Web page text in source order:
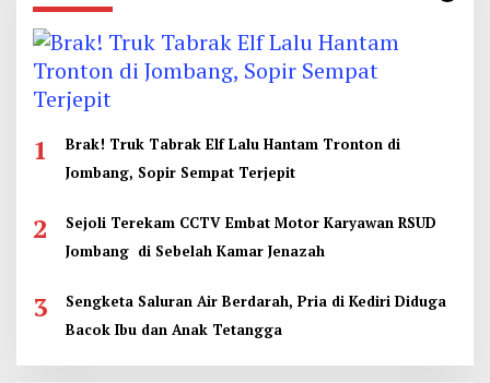
1
Brak! Truk Tabrak Elf Lalu Hantam Tronton di
Jombang, Sopir Sempat Terjepit
2
Sejoli Terekam CCTV Embat Motor Karyawan RSUD
Jombang di Sebelah Kamar Jenazah
3
Sengketa Saluran Air Berdarah, Pria di Kediri Diduga
Bacok Ibu dan Anak Tetangga